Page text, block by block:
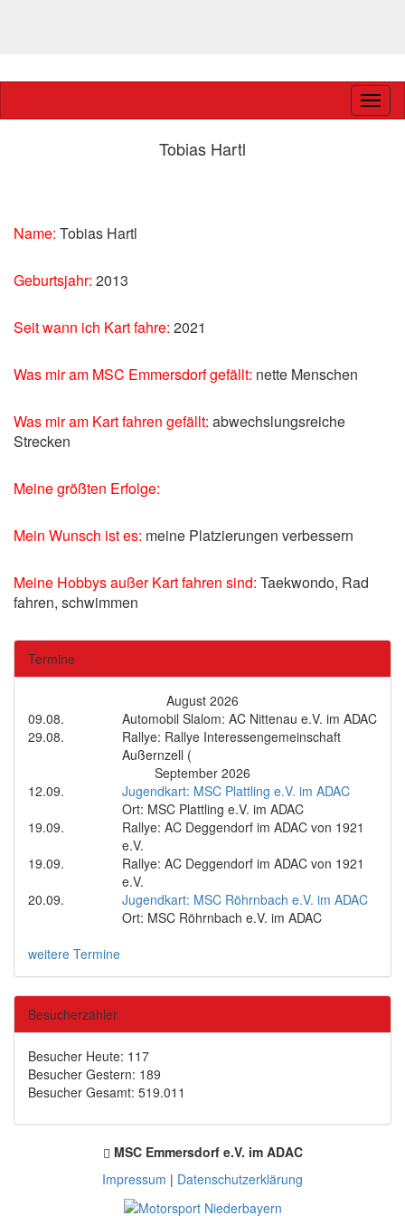
ein-/
Tobias Hartl
Name: Tobias Hartl
Geburtsjahr: 2013
Seit wann ich Kart fahre: 2021
Was mir am MSC Emmersdorf gefällt: nette Menschen
Was mir am Kart fahren gefällt: abwechslungsreiche
Strecken
Meine größten Erfolge:
Mein Wunsch ist es: meine Platzierungen verbessern
Meine Hobbys außer Kart fahren sind: Taekwondo, Rad
fahren, schwimmen
Termine
August 2026
09.08.
Automobil Slalom: AC Nittenau e.V. im ADAC
29.08.
Rallye: Rallye Interessengemeinschaft
Außernzell (
September 2026
12.09.
Jugendkart: MSC Plattling e.V. im ADAC
Ort: MSC Plattling e.V. im ADAC
19.09.
Rallye: AC Deggendorf im ADAC von 1921
e.V.
19.09.
Rallye: AC Deggendorf im ADAC von 1921
e.V.
20.09.
Jugendkart: MSC Röhrnbach e.V. im ADAC
Ort: MSC Röhrnbach e.V. im ADAC
weitere Termine
Besucherzähler
Besucher Heute: 117
Besucher Gestern: 189
Besucher Gesamt: 519.011
MSC Emmersdorf e.V. im ADAC
Impressum | Datenschutzerklärung